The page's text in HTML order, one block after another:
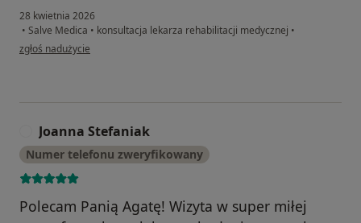
28 kwietnia 2026
• Salve Medica • konsultacja lekarza rehabilitacji medycznej •
w opinii użytkownika Jadwiga
zgłoś nadużycie
Joanna Stefaniak
Numer telefonu zweryfikowany
Polecam Panią Agatę! Wizyta w super miłej